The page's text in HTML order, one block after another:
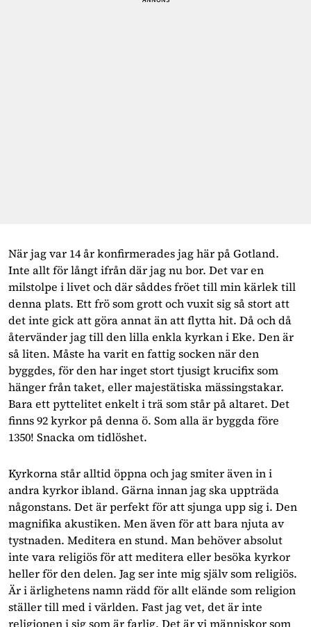
När jag var 14 år konfirmerades jag här på Gotland.
Inte allt för långt ifrån där jag nu bor. Det var en
milstolpe i livet och där såddes fröet till min kärlek till
denna plats. Ett frö som grott och vuxit sig så stort att
det inte gick att göra annat än att flytta hit. Då och då
återvänder jag till den lilla enkla kyrkan i Eke. Den är
så liten. Måste ha varit en fattig socken när den
byggdes, för den har inget stort tjusigt krucifix som
hänger från taket, eller majestätiska mässingstakar.
Bara ett pyttelitet enkelt i trä som står på altaret. Det
finns 92 kyrkor på denna ö. Som alla är byggda före
1350! Snacka om tidlöshet.
Kyrkorna står alltid öppna och jag smiter även in i
andra kyrkor ibland. Gärna innan jag ska uppträda
någonstans. Det är perfekt för att sjunga upp sig i. Den
magnifika akustiken. Men även för att bara njuta av
tystnaden. Meditera en stund. Man behöver absolut
inte vara religiös för att meditera eller besöka kyrkor
heller för den delen. Jag ser inte mig själv som religiös.
Är i ärlighetens namn rädd för allt elände som religion
ställer till med i världen. Fast jag vet, det är inte
religionen i sig som är farlig. Det är vi människor som